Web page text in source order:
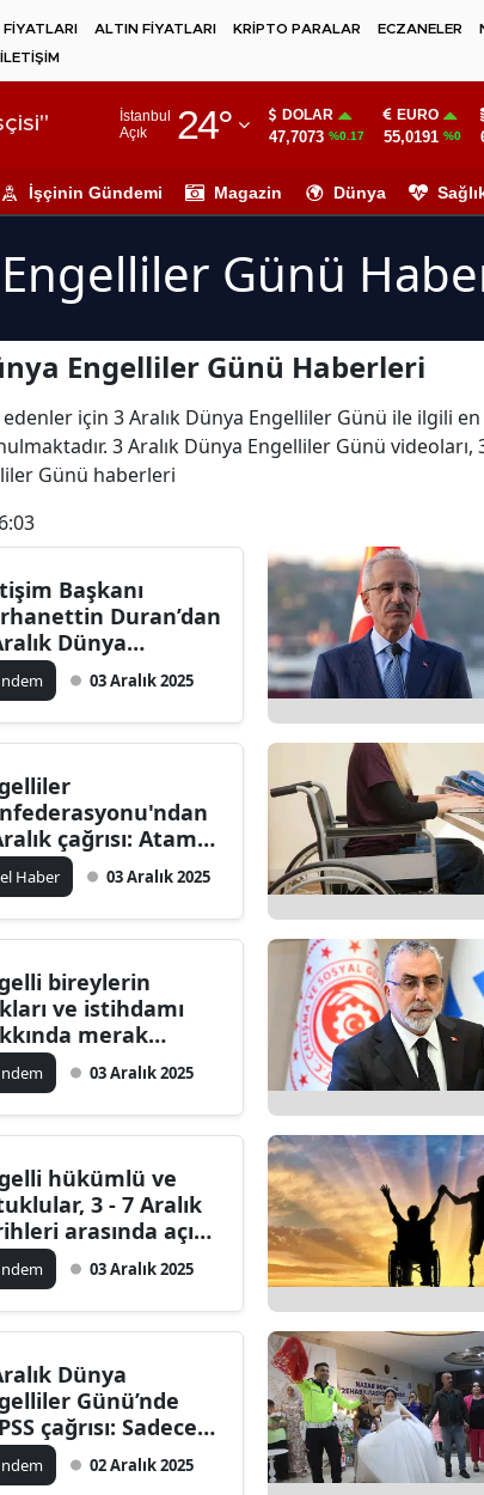
ALTIN FİYATLARI KRİPTO PARALAR ECZANELER
İLETİŞİM
İstanbul
Açık
24°
Adıyaman
Ağrı
Amasya
Antalya
Artvin
Aydın
Bingöl
Bursa
Denizli
Erzincan
Erzurum
Giresun
DOLAR
47,7073 %0.17
EURO
55,0191 %0
İşçinin Gündemi Magazin Dünya
Günü
Engelliler Günü Haberleri
için 3 Aralık Dünya Engelliler Günü ile ilgili
3 Aralık Dünya Engelliler Günü videoları,
Günü haberleri
Başkanı
Duran’dan
Dünya
Günü mesajı
03 Aralık 2025
çağrısı: Atama
maaşlar
Haber 03 Aralık 2025
bireylerin
ve istihdamı
merak
03 Aralık 2025
hükümlü ve
3 - 7 Aralık
arasında açık
yapabilecek
03 Aralık 2025
Dünya
Günü’nde
çağrısı: Sadece
değil atanmak
02 Aralık 2025